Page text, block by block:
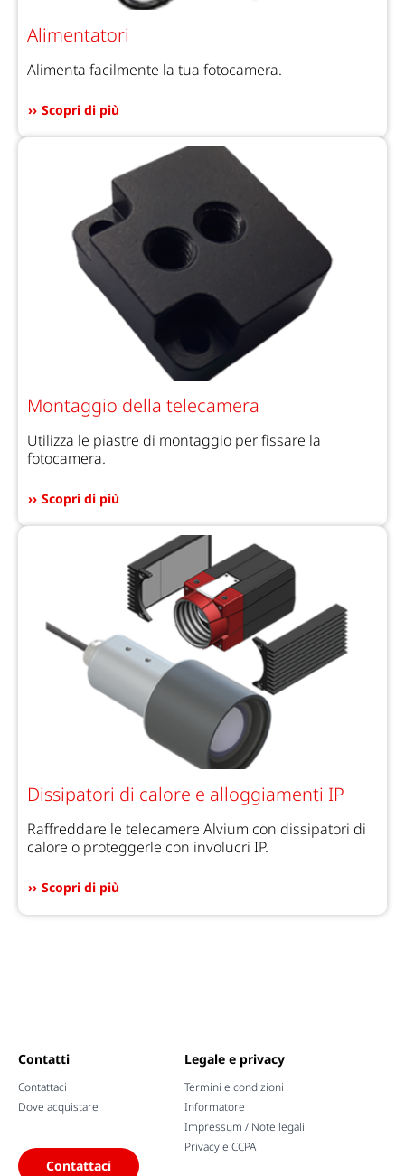
Alimentatori
Alimenta facilmente la tua fotocamera.
Scopri di più
Montaggio della telecamera
Utilizza le piastre di montaggio per fissare la
fotocamera.
Scopri di più
Dissipatori di calore e alloggiamenti IP
Raffreddare le telecamere Alvium con dissipatori di
calore o proteggerle con involucri IP.
Scopri di più
Contatti
Contattaci
Dove acquistare
Contattaci
Legale e privacy
Termini e condizioni
Informatore
Impressum / Note legali
Privacy e CCPA